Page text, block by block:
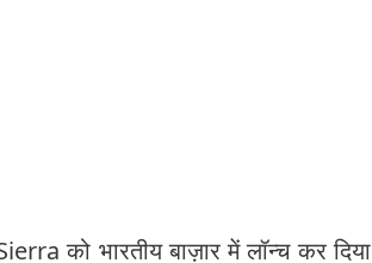
को भारतीय बाज़ार में लॉन्च कर दिया